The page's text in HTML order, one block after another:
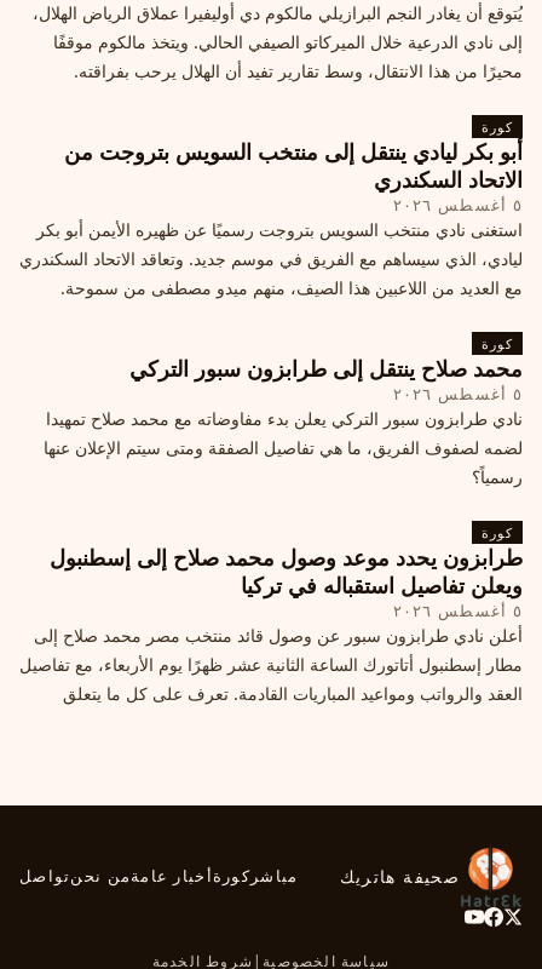
يُتوقع أن يغادر النجم البرازيلي مالكوم دي أوليفيرا عملاق الرياض الهلال،
إلى نادي الدرعية خلال الميركاتو الصيفي الحالي. ويتخذ مالكوم موقفًا
محيرًا من هذا الانتقال، وسط تقارير تفيد أن الهلال يرحب بفراقته.
كورة
أبو بكر ليادي ينتقل إلى منتخب السويس بتروجت من
الاتحاد السكندري
٥ أغسطس ٢٠٢٦
استغنى نادي منتخب السويس بتروجت رسميًا عن ظهيره الأيمن أبو بكر
ليادي، الذي سيساهم مع الفريق في موسم جديد. وتعاقد الاتحاد السكندري
مع العديد من اللاعبين هذا الصيف، منهم ميدو مصطفى من سموحة.
كورة
محمد صلاح ينتقل إلى طرابزون سبور التركي
٥ أغسطس ٢٠٢٦
نادي طرابزون سبور التركي يعلن بدء مفاوضاته مع محمد صلاح تمهيدا
لضمه لصفوف الفريق، ما هي تفاصيل الصفقة ومتى سيتم الإعلان عنها
رسمياً؟
كورة
طرابزون يحدد موعد وصول محمد صلاح إلى إسطنبول
ويعلن تفاصيل استقباله في تركيا
٥ أغسطس ٢٠٢٦
أعلن نادي طرابزون سبور عن وصول قائد منتخب مصر محمد صلاح إلى
مطار إسطنبول أتاتورك الساعة الثانية عشر ظهرًا يوم الأربعاء، مع تفاصيل
العقد والرواتب ومواعيد المباريات القادمة. تعرف على كل ما يتعلق
صحيفة هاتريك مباشر كورةأخبار عامةمن نحنتواصل
سياسة الخصوصية | شروط الخدمة